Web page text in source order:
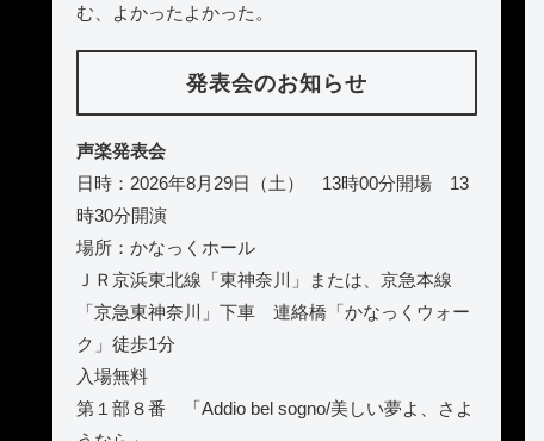
む、よかったよかった。
発表会のお知らせ
声楽発表会
日時：2026年8月29日（土） 13時00分開場 13
時30分開演
場所：かなっくホール
ＪＲ京浜東北線「東神奈川」または、京急本線
「京急東神奈川」下車 連絡橋「かなっくウォー
ク」徒歩1分
入場無料
第１部８番 「Addio bel sogno/美しい夢よ、さよ